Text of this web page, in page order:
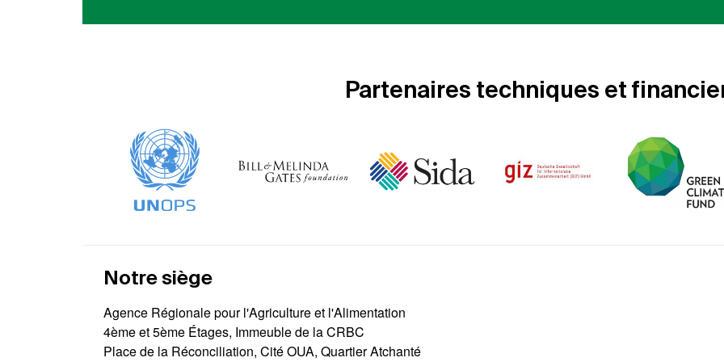
Partenaires techniques et
Notre siège
Agence Régionale pour l'Agriculture et l'Alimentation
4ème et 5ème Étages, Immeuble de la CRBC
Place de la Réconciliation, Cité OUA, Quartier Atchanté